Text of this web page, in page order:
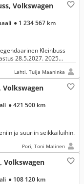
Volkswagen
● 1 234 567 km
Kleinbuss
28.5.2027. 2025
Lahti, Tuija Maaninka
Volkswagen
● 421 500 km
ja suuriin seikkailuihin.
Pori, Toni Malinen
Volkswagen
● 108 120 km